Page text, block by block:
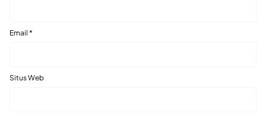
Email *
Situs Web